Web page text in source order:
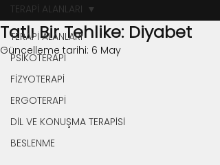
TERAPİ ALANLARI
PSİKOTERAPİ
FİZYOTERAPİ
ERGOTERAPİ
DİL VE KONUŞMA TERAPİSİ
BESLENME
TERAPİ ALANLARI
Tatlı Bir Tehlike: Diyabet
Güncelleme tarihi: 6 May